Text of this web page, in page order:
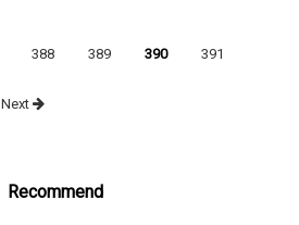
388 389 390 391
Next
Recommend